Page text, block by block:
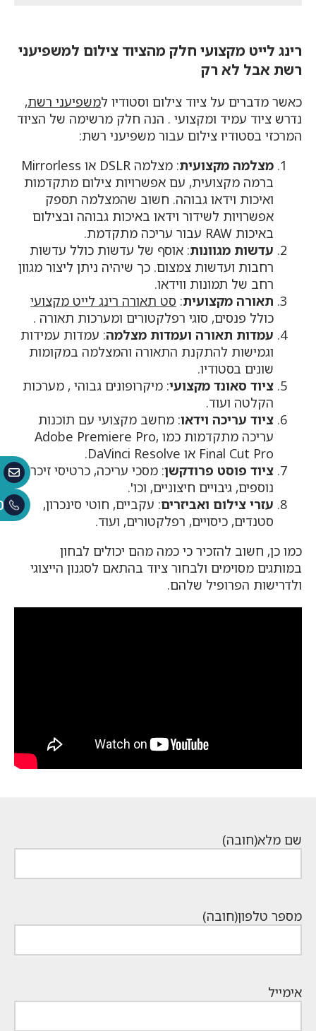
רינג לייט מקצועי חלק מהציוד צילום למשפיעני
רשת אבל לא רק
כאשר מדברים על ציוד צילום וסטודיו למשפיעני רשת,
נדרש ציוד עמיד ומקצועי . הנה חלק מרשימה של הציוד
המרכזי בסטודיו צילום עבור משפיעני רשת:
מצלמה מקצועית
: מצלמה DSLR או Mirrorless
ברמה מקצועית, עם אפשרויות צילום מתקדמות
ואיכות וידאו גבוהה. חשוב שהמצלמה תספק
אפשרויות לשידור וידאו באיכות גבוהה ובצילום
באיכות RAW עבור עריכה מתקדמת.
עדשות מגוונות: אוסף של עדשות כולל עדשות
רחבות ועדשות צמצום. כך שיהיה ניתן ליצור מגוון
רחב של תמונות ווידאו.
תאורה מקצועית: סט תאורה רינג לייט מקצועי
כולל פנסים, סוגי רפלקטורים ומערכות תאורה .
עמדות תאורה ועמדות מצלמה: עמדות עמידות
וגמישות להתקנת התאורה והמצלמה במקומות
שונים בסטודיו.
ציוד סאונד מקצועי: מיקרופונים גבוהי , מערכות
הקלטה ועוד.
ציוד עריכה וידאו: מחשב מקצועי עם תוכנות
עריכה מתקדמות כמו Adobe Premiere Pro,
Final Cut Pro או DaVinci Resolve.
ציוד פוסט פרודקשן: מסכי עריכה, כרטיסי זיכרון
נוספים, גיבויים חיצוניים, וכו'.
עזרי צילום ואביזרים: עקביים, חוטי סינכרון,
סטנדים, כיסויים, רפלקטורים, ועוד.
כמו כן, חשוב להזכיר כי כמה מהם יכולים לבחון
במותגים מסוימים ולבחור ציוד בהתאם לסגנון הייצוגי
ולדרישות הפרופיל שלהם.
שם מלא(חובה)
מספר טלפון(חובה)
אימייל